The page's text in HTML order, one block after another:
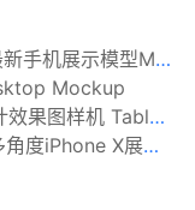
展示模型Mockups
Mockup
机 Tablet Mock-Up
X展示模型下载[PSD]